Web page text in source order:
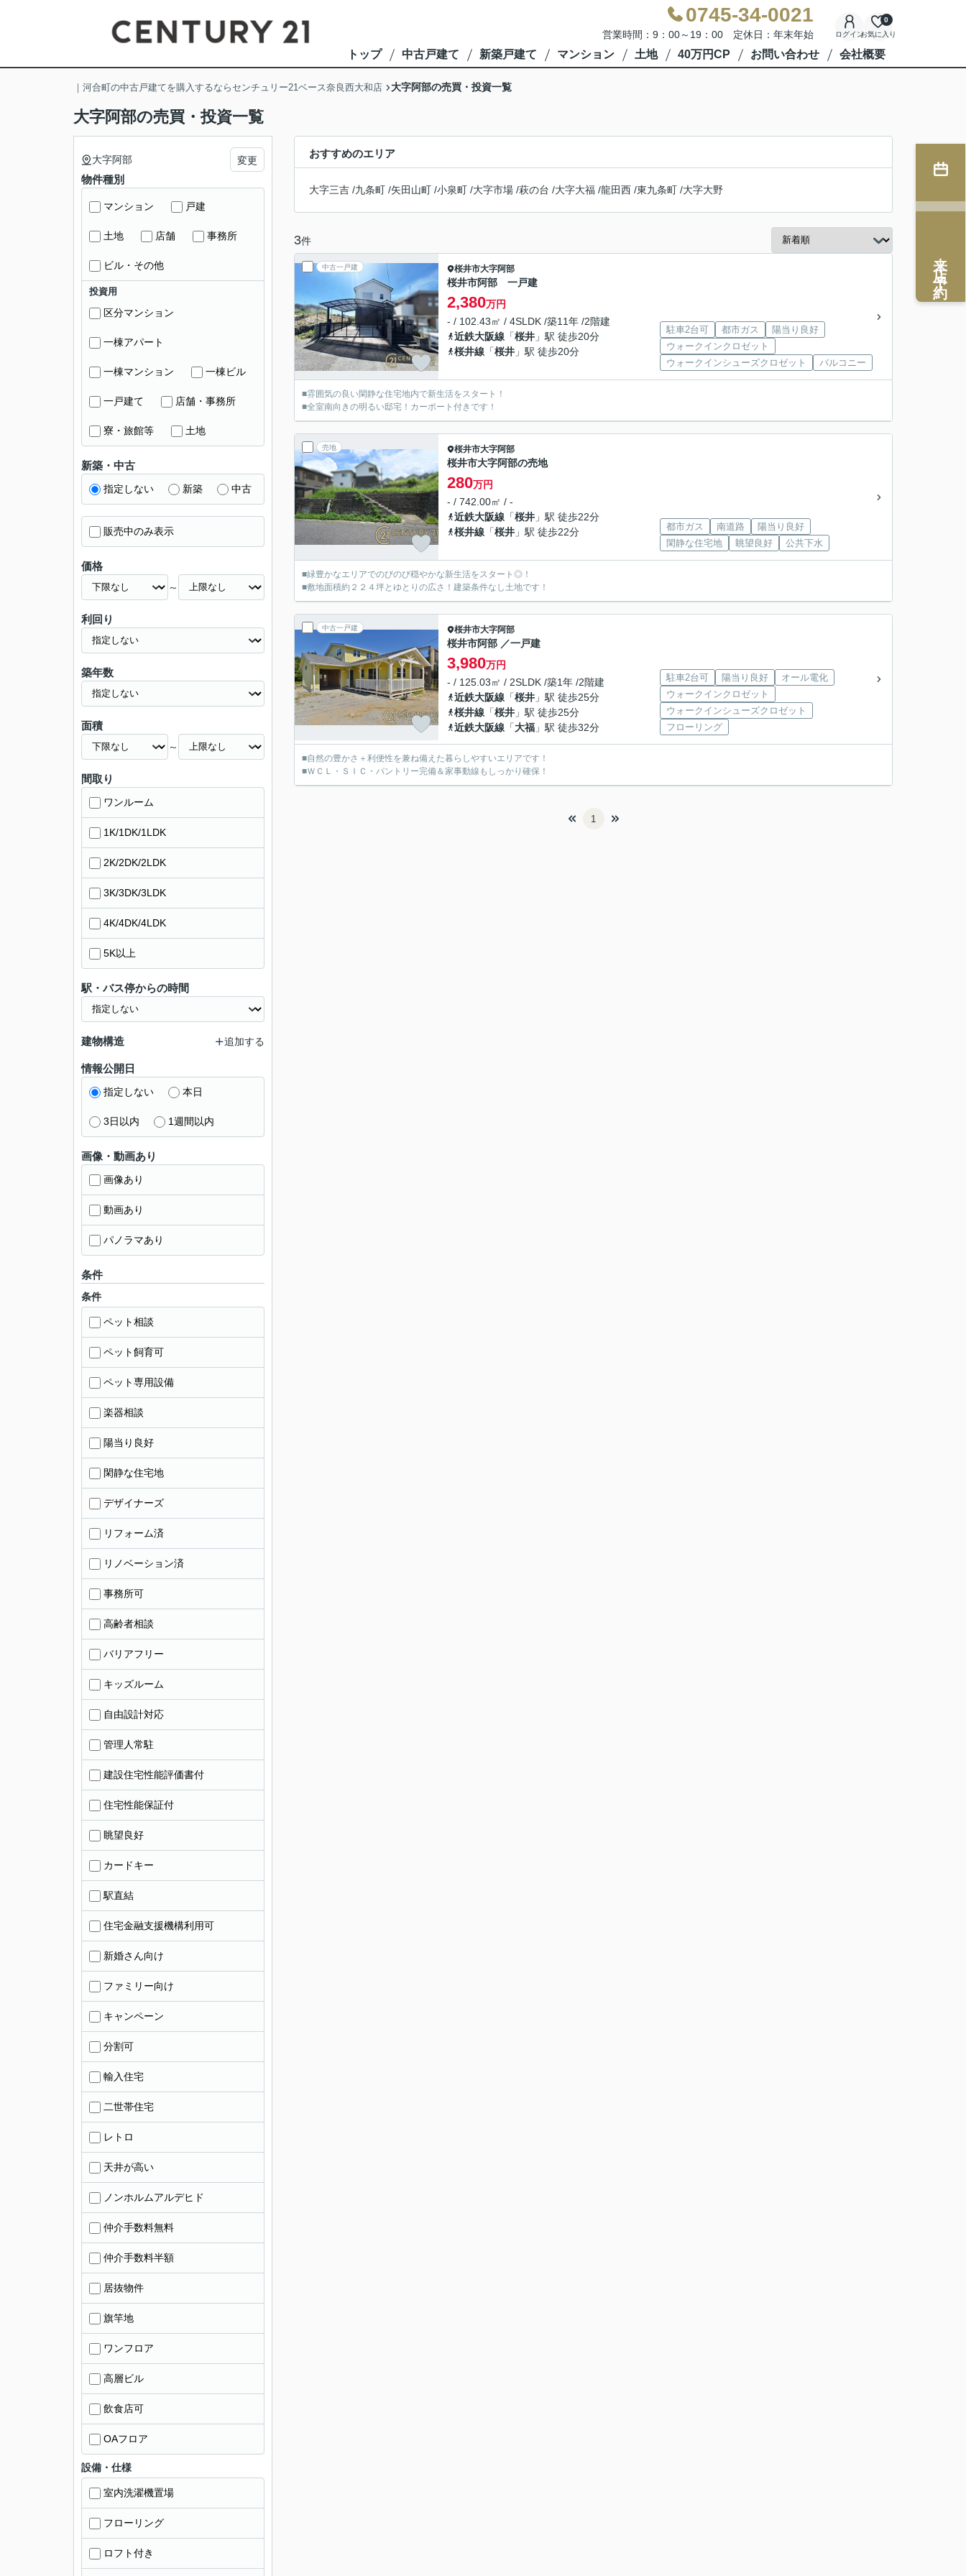
0745-34-0021
営業時間：9：00～19：00 定休日：年末年始 ログインお気に入り
0
トップ 中古戸建て 新築戸建て マンション 土地 40万円CP お問い合わせ 会社概要
｜河合町の中古戸建てを購入するならセンチュリー21ベース奈良西大和店 大字阿部の売買・投資一覧
大字阿部の売買・投資一覧
おすすめのエリア
大字三吉 /九条町 /矢田山町 /小泉町 /大字市場 /萩の台 /大字大福 /龍田西 /東九条町 /大字大野
3件
中古一戸建 桜井市大字阿部
桜井市阿部 一戸建
2,380万円
- / 102.43㎡ / 4SLDK /築11年 /2階建
近鉄大阪線 「桜井 」駅 徒歩20分
桜井線 「桜井 」駅 徒歩20分
駐車2台可 都市ガス
陽当り良好
ウォークインクロゼット
ウォークインシューズクロゼット
バルコニー
■雰囲気の良い閑静な住宅地内で新生活をスタート！
■全室南向きの明るい邸宅！カーポート付きです！
売地 桜井市大字阿部
桜井市大字阿部の売地
280万円
- / 742.00㎡ / -
近鉄大阪線 「桜井 」駅 徒歩22分
桜井線 「桜井 」駅 徒歩22分 都市ガス 南道路
陽当り良好
閑静な住宅地
眺望良好 公共下水
■緑豊かなエリアでのびのび穏やかな新生活をスタート◎！
■敷地面積約２２４坪とゆとりの広さ！建築条件なし土地です！
中古一戸建 桜井市大字阿部
桜井市阿部 ／一戸建
3,980万円
- / 125.03㎡ / 2SLDK /築1年 /2階建
近鉄大阪線 「桜井 」駅 徒歩25分
桜井線 「桜井 」駅 徒歩25分
近鉄大阪線 「大福 」駅 徒歩32分
駐車2台可 陽当り良好
オール電化
ウォークインクロゼット
ウォークインシューズクロゼット
フローリング
■自然の豊かさ＋利便性を兼ね備えた暮らしやすいエリアです！
■ＷＣＬ・ＳＩＣ・パントリー完備＆家事動線もしっかり確保！
1
大字阿部 変更
物件種別
マンション 戸建
土地 店舗 事務所
ビル・その他
投資用
区分マンション
一棟アパート
一棟マンション 一棟ビル
一戸建て 店舗・事務所
寮・旅館等 土地
新築・中古
指定しない 新築 中古
販売中のみ表示
価格
～
利回り
築年数
面積
～
間取り
ワンルーム
1K/1DK/1LDK
2K/2DK/2LDK
3K/3DK/3LDK
4K/4DK/4LDK
5K以上
駅・バス停からの時間
建物構造 追加する
情報公開日
指定しない 本日
3日以内 1週間以内
画像・動画あり
画像あり
動画あり
パノラマあり
条件
条件
ペット相談
ペット飼育可
ペット専用設備
楽器相談
陽当り良好
閑静な住宅地
デザイナーズ
リフォーム済
リノベーション済
事務所可
高齢者相談
バリアフリー
キッズルーム
自由設計対応
管理人常駐
建設住宅性能評価書付
住宅性能保証付
眺望良好
カードキー
駅直結
住宅金融支援機構利用可
新婚さん向け
ファミリー向け
キャンペーン
分割可
輸入住宅
二世帯住宅
レトロ
天井が高い
ノンホルムアルデヒド
仲介手数料無料
仲介手数料半額
居抜物件
旗竿地
ワンフロア
高層ビル
飲食店可
OAフロア
設備・仕様
室内洗濯機置場
フローリング
ロフト付き
来店予約